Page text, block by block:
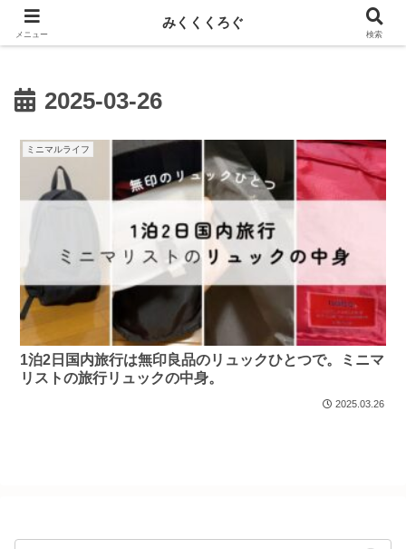
新しい記事はnoteに投稿しています！
2025-03-26
ミニマルライフ
1泊2日国内旅行は無印良品のリュックひとつで。ミニマ
リストの旅行リュックの中身。
2025.03.26
メニュー
みくくくろぐ
検索